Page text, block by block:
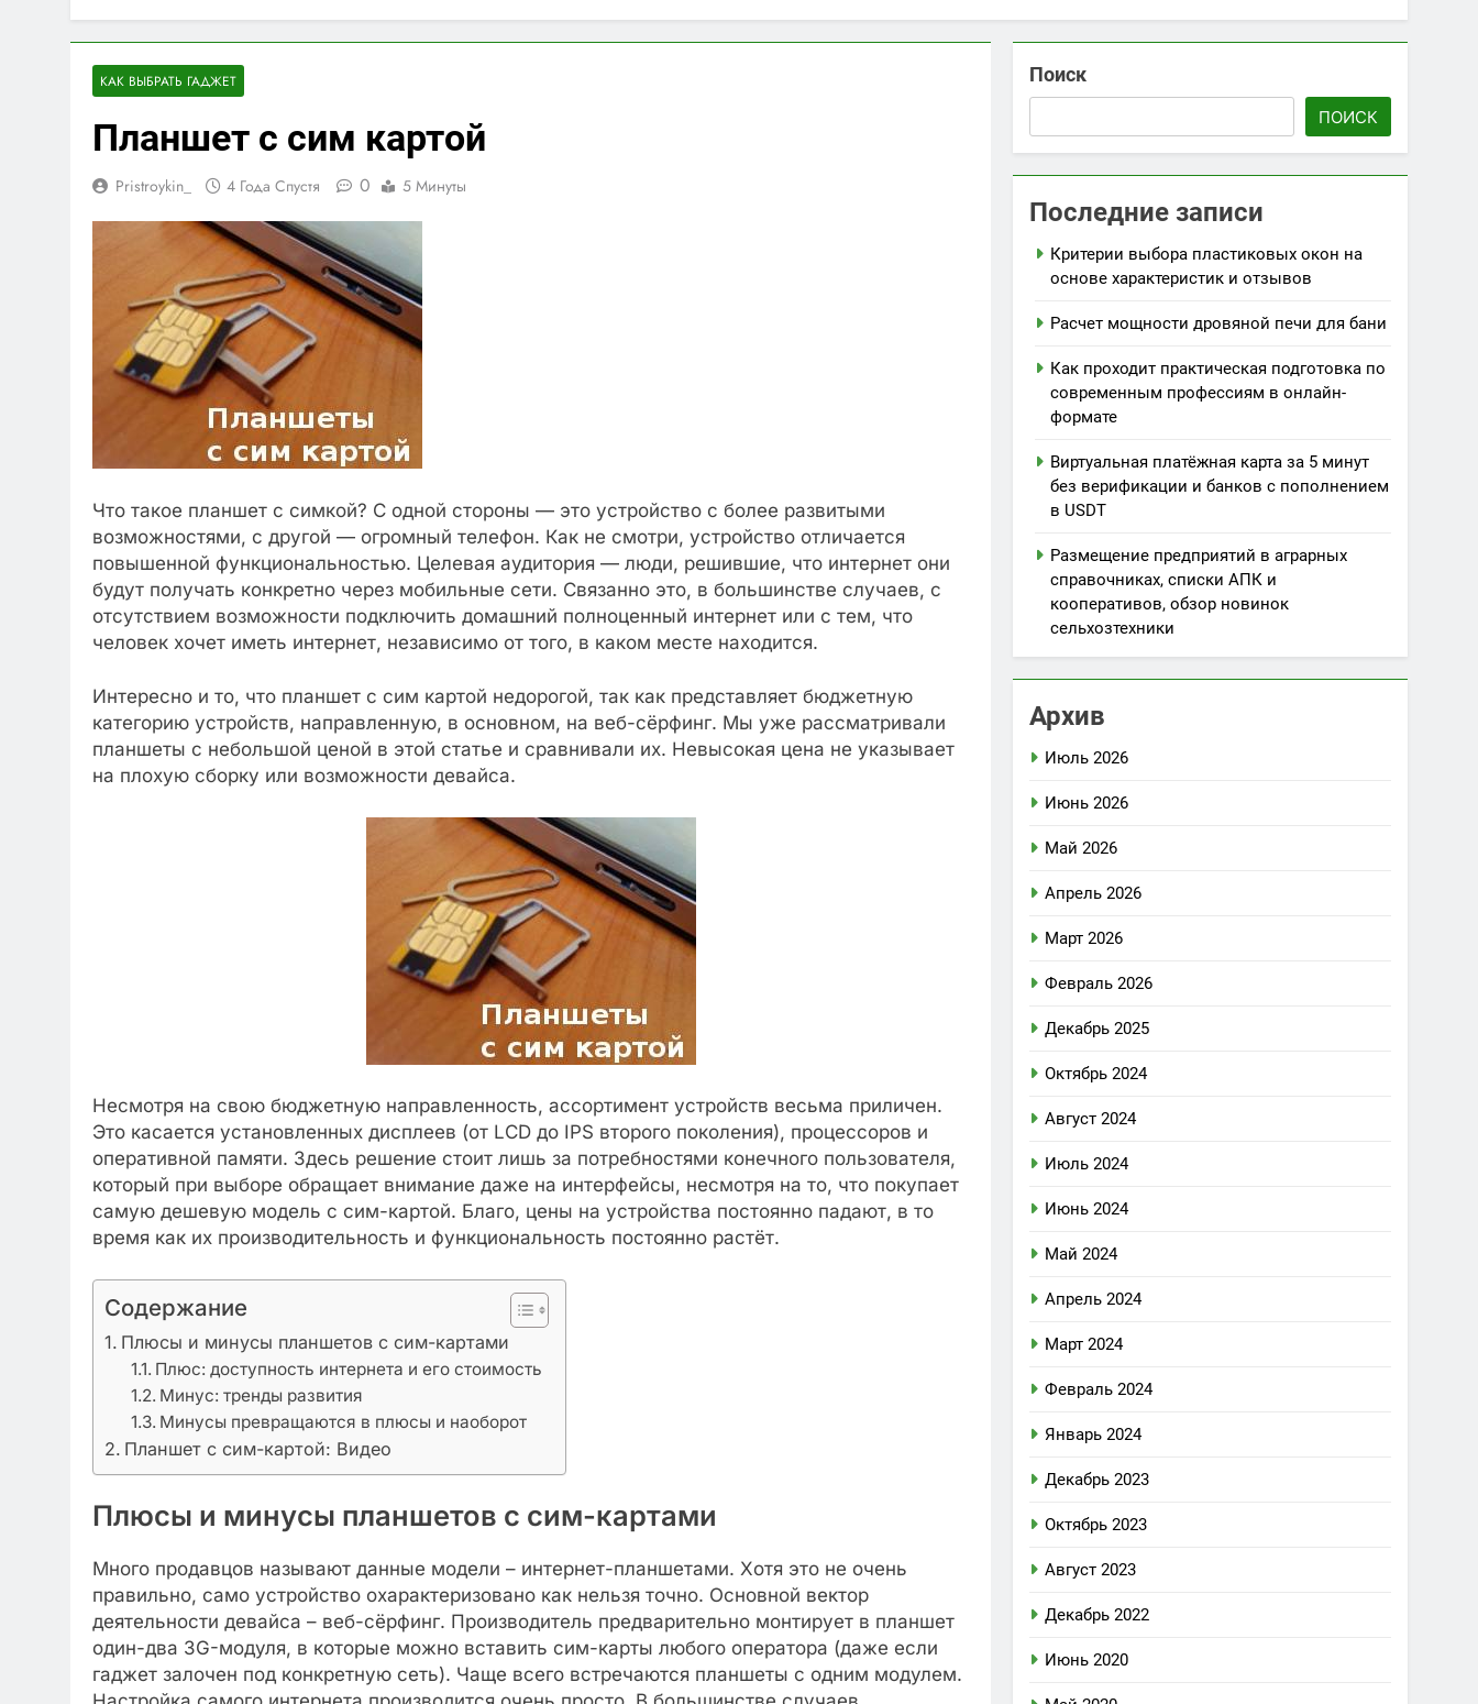
КАК ВЫБРАТЬ ГАДЖЕТ
Планшет с сим картой
Pristroykin_ 4 Года Спустя 0 5 Минуты
Что такое планшет с симкой? С одной стороны — это устройство с более развитыми
возможностями, с другой — огромный телефон. Как не смотри, устройство отличается
повышенной функциональностью. Целевая аудитория — люди, решившие, что интернет они
будут получать конкретно через мобильные сети. Связанно это, в большинстве случаев, с
отсутствием возможности подключить домашний полноценный интернет или с тем, что
человек хочет иметь интернет, независимо от того, в каком месте находится.
Интересно и то, что планшет с сим картой недорогой, так как представляет бюджетную
категорию устройств, направленную, в основном, на веб-сёрфинг. Мы уже рассматривали
планшеты с небольшой ценой в этой статье и сравнивали их. Невысокая цена не указывает
на плохую сборку или возможности девайса.
Несмотря на свою бюджетную направленность, ассортимент устройств весьма приличен.
Это касается установленных дисплеев (от LCD до IPS второго поколения), процессоров и
оперативной памяти. Здесь решение стоит лишь за потребностями конечного пользователя,
который при выборе обращает внимание даже на интерфейсы, несмотря на то, что покупает
самую дешевую модель с сим-картой. Благо, цены на устройства постоянно падают, в то
время как их производительность и функциональность постоянно растёт.
Содержание
Плюсы и минусы планшетов с сим-картами
Плюс: доступность интернета и его стоимость
Минус: тренды развития
Минусы превращаются в плюсы и наоборот
Планшет с сим-картой: Видео
Плюсы и минусы планшетов с сим-картами
Много продавцов называют данные модели – интернет-планшетами. Хотя это не очень
правильно, само устройство охарактеризовано как нельзя точно. Основной вектор
деятельности девайса – веб-сёрфинг. Производитель предварительно монтирует в планшет
один-два 3G-модуля, в которые можно вставить сим-карты любого оператора (даже если
гаджет залочен под конкретную сеть). Чаще всего встречаются планшеты с одним модулем.
Поиск
ПОИСК
Последние записи
Критерии выбора пластиковых окон на
основе характеристик и отзывов
Расчет мощности дровяной печи для бани
Как проходит практическая подготовка по
современным профессиям в онлайн-
формате
Виртуальная платёжная карта за 5 минут
без верификации и банков с пополнением
в USDT
Размещение предприятий в аграрных
справочниках, списки АПК и
кооперативов, обзор новинок
сельхозтехники
Архив
Июль 2026
Июнь 2026
Май 2026
Апрель 2026
Март 2026
Февраль 2026
Декабрь 2025
Октябрь 2024
Август 2024
Июль 2024
Июнь 2024
Май 2024
Апрель 2024
Март 2024
Февраль 2024
Январь 2024
Декабрь 2023
Октябрь 2023
Август 2023
Декабрь 2022
Июнь 2020